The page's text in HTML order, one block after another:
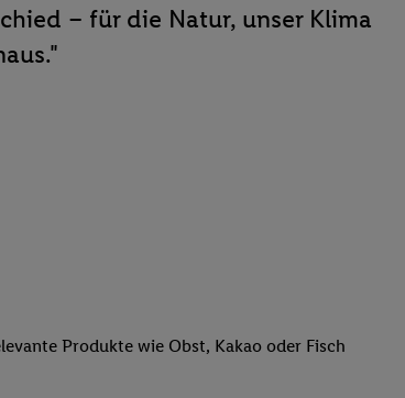
– für die Natur, unser Klima
Produkte wie Obst, Kakao oder Fisch